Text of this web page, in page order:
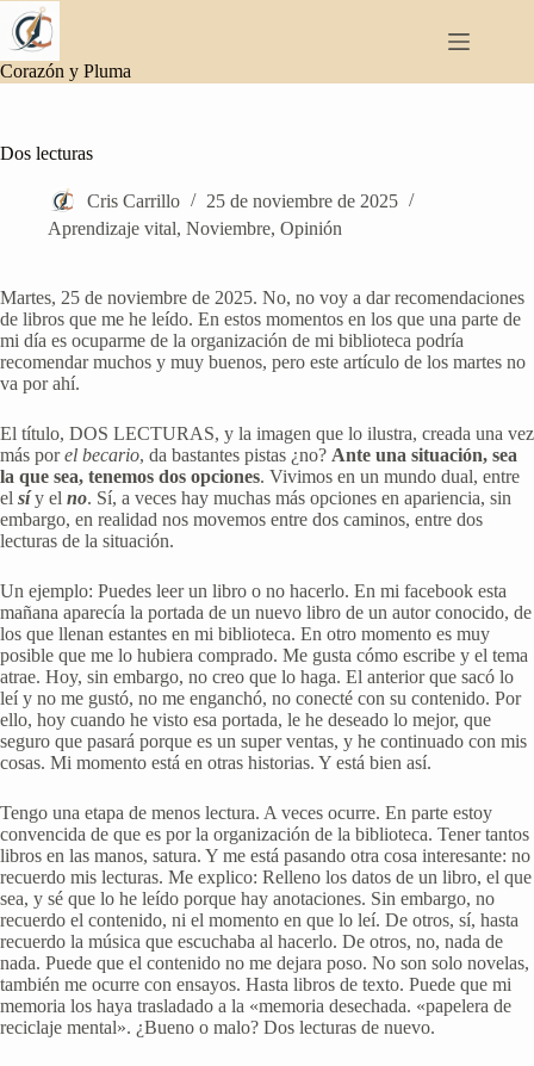
Saltar
contenido
Corazón y Pluma
Dos lecturas
Cris Carrillo
25 de noviembre de 2025
Aprendizaje vital, Noviembre, Opinión
Martes, 25 de noviembre de 2025. No, no voy a dar recomendaciones
de libros que me he leído. En estos momentos en los que una parte de
mi día es ocuparme de la organización de mi biblioteca podría
recomendar muchos y muy buenos, pero este artículo de los martes no
va por ahí.
El título, DOS LECTURAS, y la imagen que lo ilustra, creada una vez
más porel becario, da bastantes pistas ¿no? Ante una situación, sea
la que sea, tenemos dos opciones. Vivimos en un mundo dual, entre
el síy el no. Sí, a veces hay muchas más opciones en apariencia, sin
embargo, en realidad nos movemos entre dos caminos, entre dos
lecturas de la situación.
Un ejemplo: Puedes leer un libro o no hacerlo. En mi facebook esta
mañana aparecía la portada de un nuevo libro de un autor conocido, de
los que llenan estantes en mi biblioteca. En otro momento es muy
posible que me lo hubiera comprado. Me gusta cómo escribe y el tema
atrae. Hoy, sin embargo, no creo que lo haga. El anterior que sacó lo
leí y no me gustó, no me enganchó, no conecté con su contenido. Por
ello, hoy cuando he visto esa portada, le he deseado lo mejor, que
seguro que pasará porque es un super ventas, y he continuado con mis
cosas. Mi momento está en otras historias. Y está bien así.
Tengo una etapa de menos lectura. A veces ocurre. En parte estoy
convencida de que es por la organización de la biblioteca. Tener tantos
libros en las manos, satura. Y me está pasando otra cosa interesante: no
recuerdo mis lecturas. Me explico: Relleno los datos de un libro, el que
sea, y sé que lo he leído porque hay anotaciones. Sin embargo, no
recuerdo el contenido, ni el momento en que lo leí. De otros, sí, hasta
recuerdo la música que escuchaba al hacerlo. De otros, no, nada de
nada. Puede que el contenido no me dejara poso. No son solo novelas,
también me ocurre con ensayos. Hasta libros de texto. Puede que mi
memoria los haya trasladado a la «memoria desechada. «papelera de
reciclaje mental». ¿Bueno o malo? Dos lecturas de nuevo.